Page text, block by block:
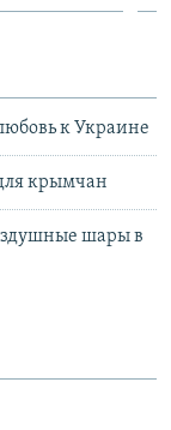
к Украине
крымчан
шары в